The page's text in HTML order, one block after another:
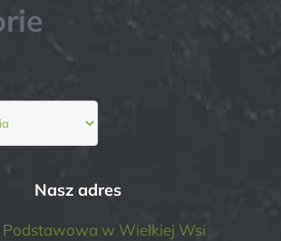
Nasz adres
Podstawowa w Wielkiej Wsi